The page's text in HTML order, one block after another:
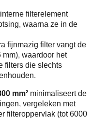
filterelement
waarna ze in de
fijnmazig filter vangt de
mm), waardoor het
filters die slechts
mm² minimaliseert de
vergeleken met
filteroppervlak (tot 6000